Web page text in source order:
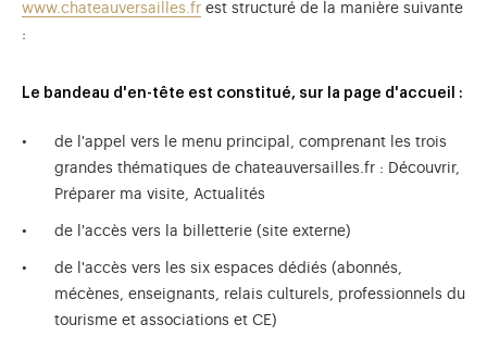
onglet)
nouvel onglet)
fenêtre modale)
de l'application (ouverture dans un nouvel onglet)
www.chateauversailles.fr est structuré de la manière suivante
:
Le bandeau d'en-tête est constitué, sur la page d'accueil :
de l'appel vers le menu principal, comprenant les trois
grandes thématiques de chateauversailles.fr : Découvrir,
Préparer ma visite, Actualités
de l'accès vers la billetterie (site externe)
de l'accès vers les six espaces dédiés (abonnés,
mécènes, enseignants, relais culturels, professionnels du
tourisme et associations et CE)